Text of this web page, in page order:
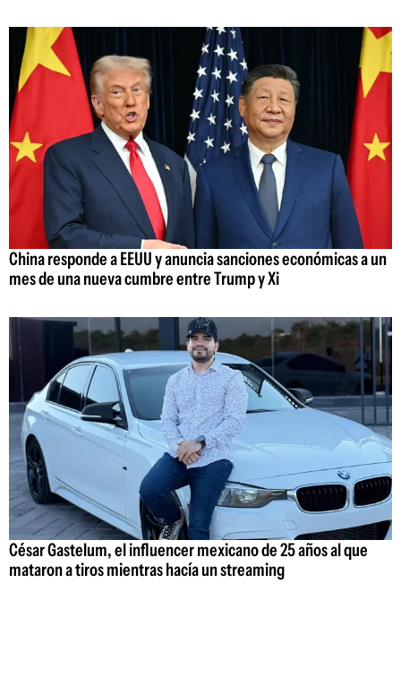
China responde a EEUU y anuncia sanciones económicas a un
mes de una nueva cumbre entre Trump y Xi
César Gastelum, el influencer mexicano de 25 años al que
mataron a tiros mientras hacía un streaming